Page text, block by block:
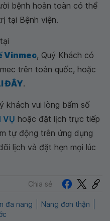
bệnh hoàn toàn có thể
tại Bệnh viện.
Vinmec, Quý Khách có
trên toàn quốc, hoặc
ĐÂY.
khách vui lòng bấm số
VỤ hoặc đặt lịch trực tiếp
tự động trên ứng dụng
lịch và đặt hẹn mọi lúc
Chia sẻ
đa nang
Nang đơn thận